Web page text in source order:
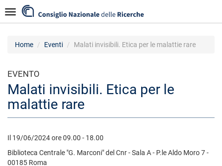
al
contenuto
Navigazione
Home Eventi Malati invisibili. Etica per le malattie rare
EVENTO
Malati invisibili. Etica per le
malattie rare
Il 19/06/2024 ore 09.00 - 18.00
Biblioteca Centrale "G. Marconi" del Cnr - Sala A - P.le Aldo Moro 7 -
00185 Roma